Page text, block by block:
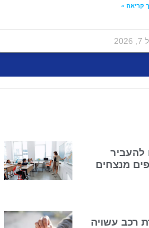
קריאה »
להעביר
מנצחים
רכב עשויה